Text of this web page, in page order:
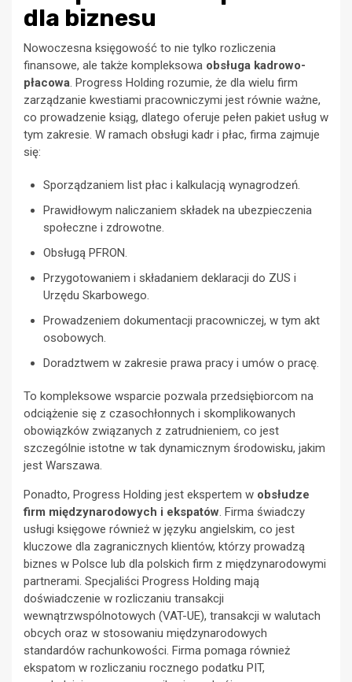
dla biznesu
Nowoczesna księgowość to nie tylko rozliczenia
finansowe, ale także kompleksowa obsługa kadrowo-
płacowa. Progress Holding rozumie, że dla wielu firm
zarządzanie kwestiami pracowniczymi jest równie ważne,
co prowadzenie ksiąg, dlatego oferuje pełen pakiet usług w
tym zakresie. W ramach obsługi kadr i płac, firma zajmuje
się:
Sporządzaniem list płac i kalkulacją wynagrodzeń.
Prawidłowym naliczaniem składek na ubezpieczenia
społeczne i zdrowotne.
Obsługą PFRON.
Przygotowaniem i składaniem deklaracji do ZUS i
Urzędu Skarbowego.
Prowadzeniem dokumentacji pracowniczej, w tym akt
osobowych.
Doradztwem w zakresie prawa pracy i umów o pracę.
To kompleksowe wsparcie pozwala przedsiębiorcom na
odciążenie się z czasochłonnych i skomplikowanych
obowiązków związanych z zatrudnieniem, co jest
szczególnie istotne w tak dynamicznym środowisku, jakim
jest Warszawa.
Ponadto, Progress Holding jest ekspertem w obsłudze
firm międzynarodowych i ekspatów. Firma świadczy
usługi księgowe również w języku angielskim, co jest
kluczowe dla zagranicznych klientów, którzy prowadzą
biznes w Polsce lub dla polskich firm z międzynarodowymi
partnerami. Specjaliści Progress Holding mają
doświadczenie w rozliczaniu transakcji
wewnątrzwspólnotowych (VAT-UE), transakcji w walutach
obcych oraz w stosowaniu międzynarodowych
standardów rachunkowości. Firma pomaga również
ekspatom w rozliczaniu rocznego podatku PIT,